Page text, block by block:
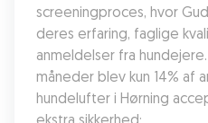
screeningproces, hvor
deres erfaring, faglige
anmeldelser fra
måneder blev kun 14% af
hundelufter i Hørning
ekstra sikkerhed: